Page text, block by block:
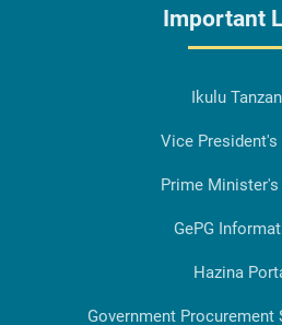
Important
Ikulu
Vice President's
Prime
GePG
Hazina
Government Procurement